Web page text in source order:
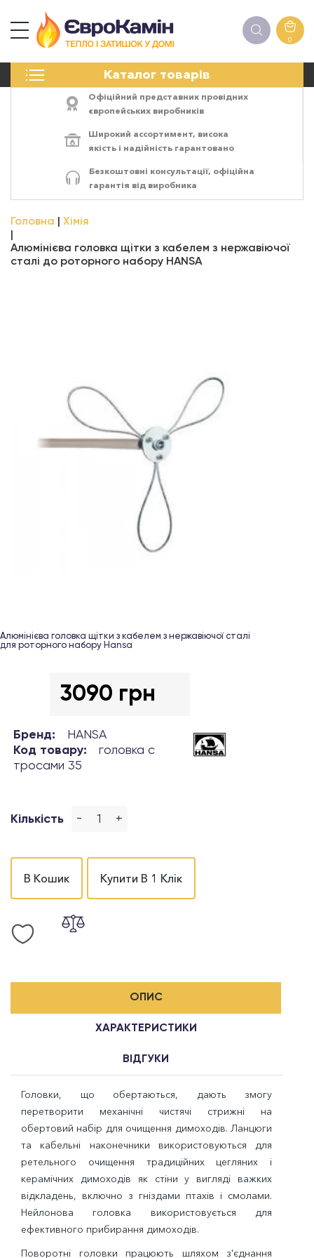
0
Каталог товарів
ПЕЧІ
ЕЛЕКТРОКАМІНИ
АКСЕСУАРИ
Офіційний представник провідних
європейських виробників
Широкий ассортимент, висока
якість і надійність гарантовано
Безкоштовні консультації, офіційна
гарантія від виробника
Головна Хімія
Алюмінієва головка щітки з кабелем з нержавіючої
сталі до роторного набору HANSA
Алюмінієва головка щітки з кабелем з нержавіючої сталі
для роторного набору Hansa
3090 грн
Бренд:
HANSA
Код товару:
головка с
тросами 35
Кількість - +
В Кошик Купити В 1 Клік
ОПИС
ХАРАКТЕРИСТИКИ
ВІДГУКИ
Головки, що обертаються, дають змогу
перетворити механічні чистячі стрижні на
обертовий набір для очищення димоходів. Ланцюги
та кабельні наконечники використовуються для
ретельного очищення традиційних цегляних і
керамічних димоходів як стіни у вигляді важких
відкладень, включно з гніздами птахів і смолами.
Нейлонова головка використовується для
ефективного прибирання димоходів.
Поворотні головки працюють шляхом з'єднання